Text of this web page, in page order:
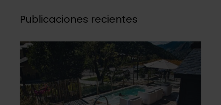
Publicaciones recientes